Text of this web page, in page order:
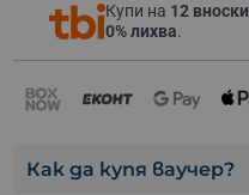
Купи на 12 вноски
0% лихва.
Как да купя ваучер?